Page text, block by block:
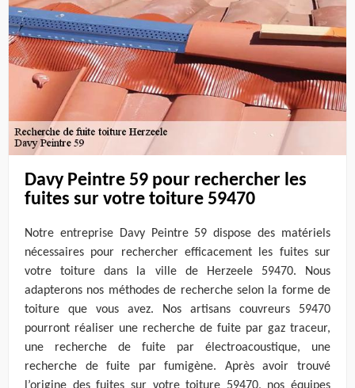
Davy Peintre 59 pour rechercher les
fuites sur votre toiture 59470
Notre entreprise Davy Peintre 59 dispose des matériels
nécessaires pour rechercher efficacement les fuites sur
votre toiture dans la ville de Herzeele 59470. Nous
adapterons nos méthodes de recherche selon la forme de
toiture que vous avez. Nos artisans couvreurs 59470
pourront réaliser une recherche de fuite par gaz traceur,
une recherche de fuite par électroacoustique, une
recherche de fuite par fumigène. Après avoir trouvé